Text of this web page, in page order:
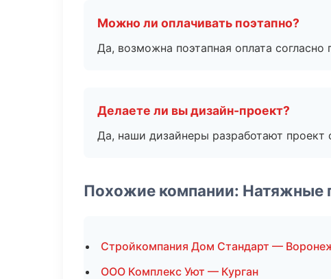
Можно ли оплачивать поэтапно?
Да, возможна поэтапная оплата
Делаете ли вы дизайн-проект?
Да, наши дизайнеры разработают
Похожие компании: Натяжные
Стройкомпания Дом Стандарт —
ООО Комплекс Уют — Курган